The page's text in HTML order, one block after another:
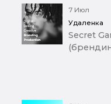
7 Июл
Удаленка
Secret